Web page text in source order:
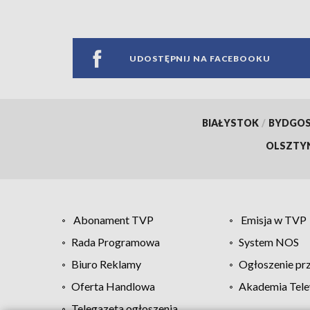
UDOSTĘPNIJ NA FACEBOOKU
BIAŁYSTOK /
Abonament TVP
Emisja w TVP
Rada Programowa
System NOS
Biuro Reklamy
Ogłoszenie
Oferta Handlowa
Akademia